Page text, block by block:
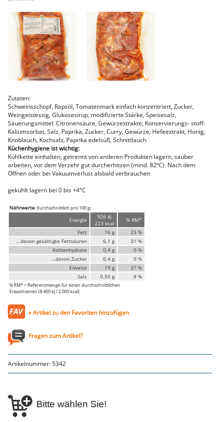
DELUXE SCHWEIN
STEAKS
DELUXE Rind
Steaks vom SCHWEIN
Nemetz-Menü
Aufschnittwurst
Stangenwurst
Leberkäse
Würstel
Mini-Würstel
Schinken
Selchwaren
Schinken
Putenschinken
Fische
Fisch
Konserven
Genusssortiment
Hausmannskost
Beilagen
Gemüse & Salat
Knödel
Suppeneinlagen
Mehlspeisen
Käse, Milch, Eier
Teigwaren
Gebäck
Wein
Bier
Spirituosen
Senf & Co
Essig & Öl
Knabbereien
aus dem Glas
Gewürze
Zutaten:
Schweinsschopf, Rapsöl, Tomatenmark einfach konzentriert, Zucker,
Weingeistessig, Glukosesirup, modifizierte Stärke, Speisesalz,
Säuerungsmittel: Citronensäure, Gewürzextrakte, Konservierungs- stoff:
Kaliumsorbat, Salz, Paprika, Zucker, Curry, Gewürze, Hefeextrakt, Honig,
Knoblauch, Kochsalz, Paprika edelsüß, Schnittlauch
Küchenhygiene ist wichtig:
Kühlkette einhalten, getrennt von anderen Produkten lagern, sauber
arbeiten, vor dem Verzehr gut durcherhitzen (mind. 82ºC). Nach dem
Öffnen oder bei Vakuumverlust alsbald verbrauchen
gekühlt lagern bei 0 bis +4°C
Nährwerte durchschnittlich pro 100 g:
Energie
926 kJ
223 kcal
% RM*
Fett
16 g
23 %
...davon gesättigte Fettsäuren
6,1 g
31 %
Kohlenhydrate
0,4 g
0 %
...davon Zucker
0,4 g
0 %
Eiweiss
19 g
37 %
Salz
0,50 g 8 %
% RM* = Referenzmenge für einen durchschnittlichen
Erwachsenen (8.400 kJ / 2.000 kcal)
» Artikel zu den Favoriten hinzufügen
Fragen zum Artikel?
Artikelnummer:5342
Bitte wählen Sie!